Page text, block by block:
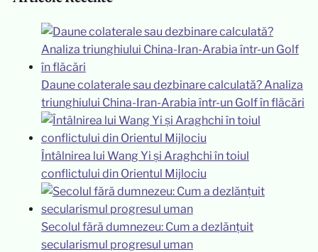
Daune colaterale sau dezbinare calculată? Analiza
triunghiului China-Iran-Arabia într-un Golf în flăcări
Întâlnirea lui Wang Yi și Araghchi în toiul
conflictului din Orientul Mijlociu
Secolul fără dumnezeu: Cum a dezlănțuit
secularismul progresul uman